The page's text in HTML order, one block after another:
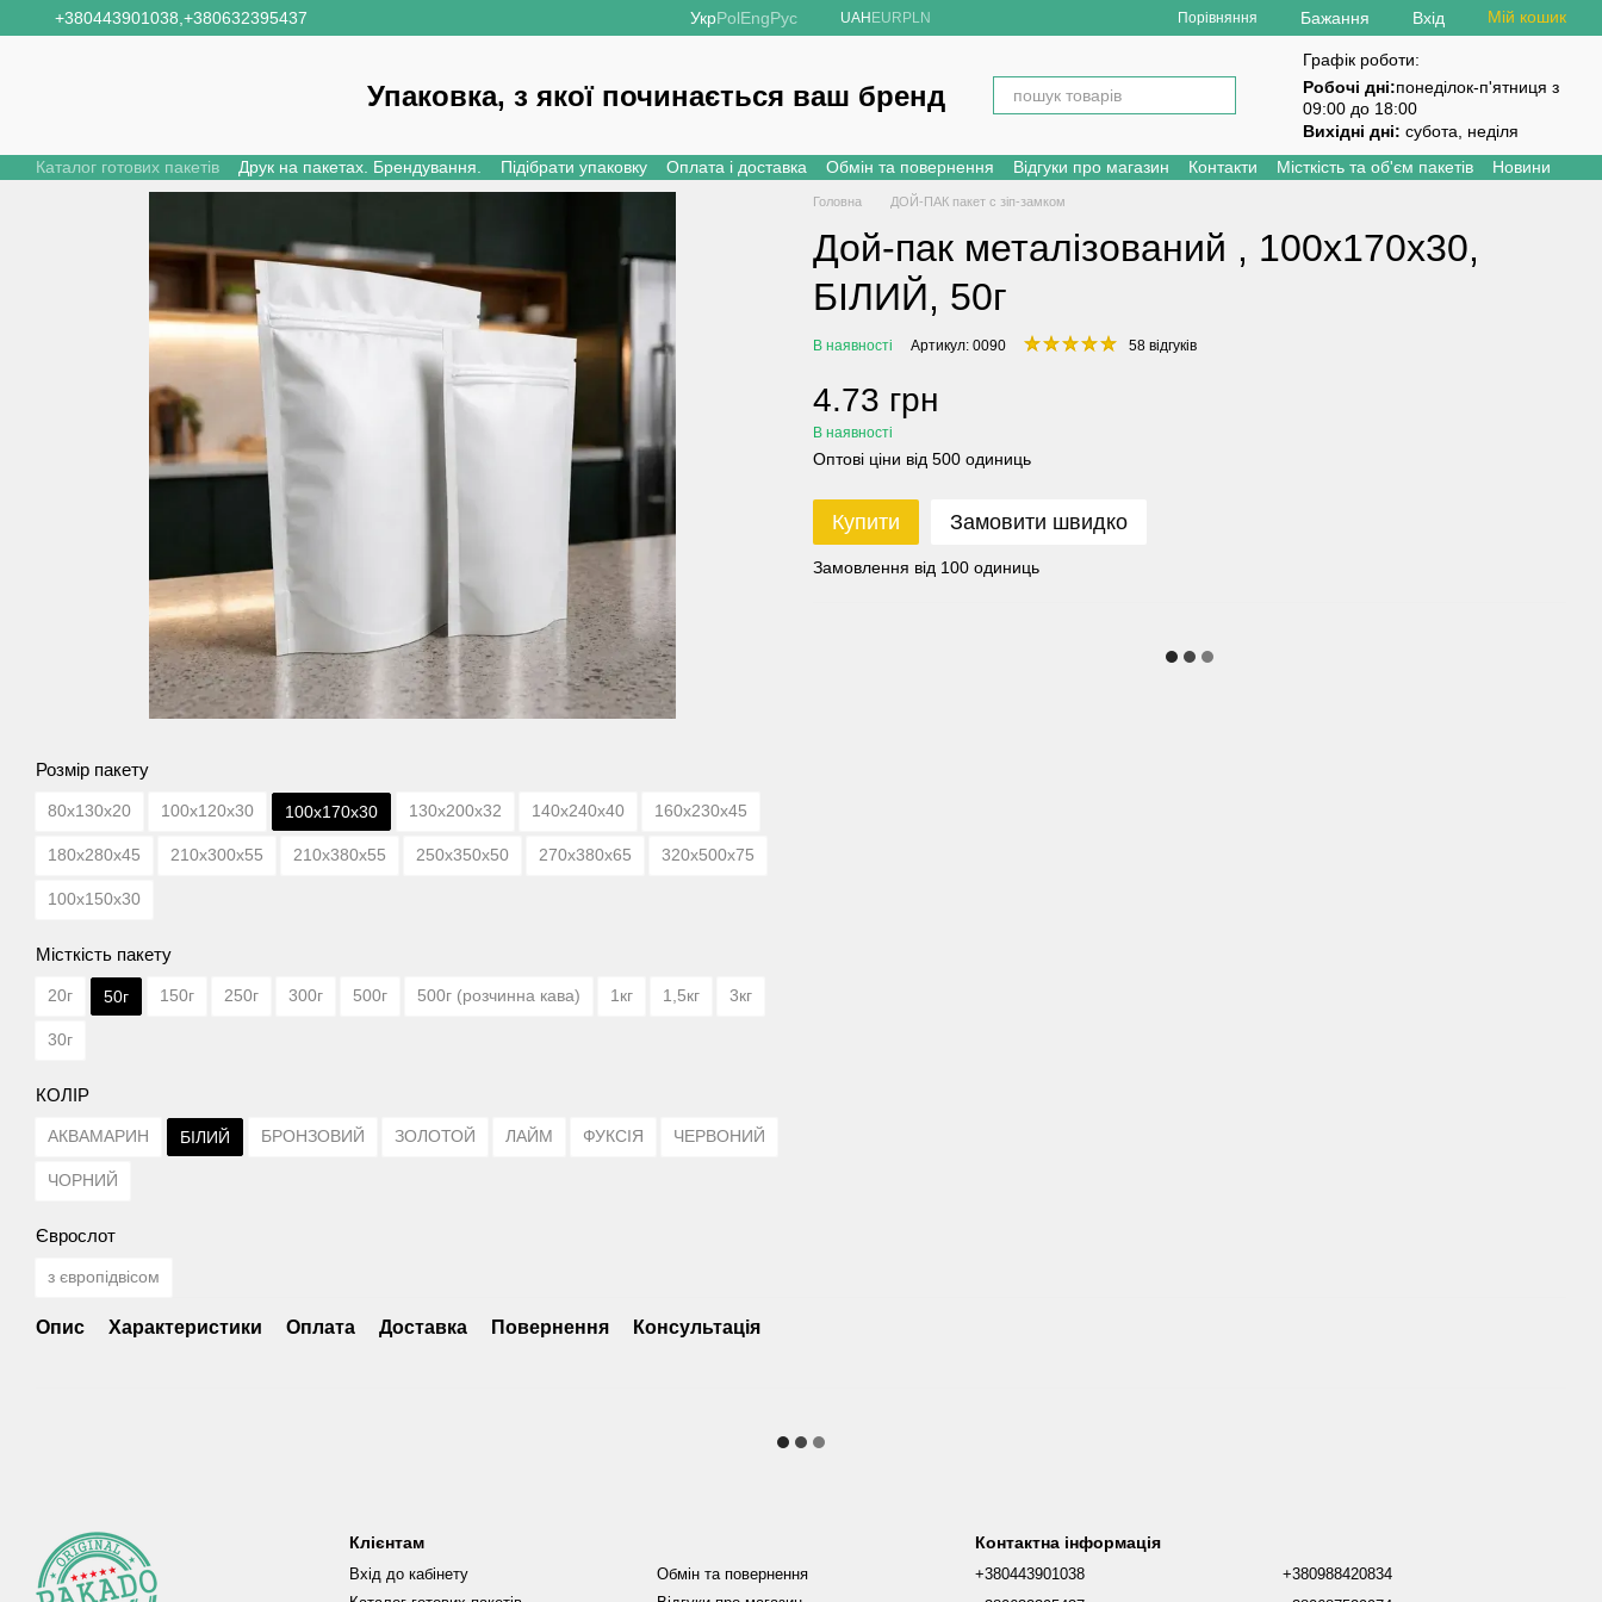
Перейти до основного контенту
+380443901038, +380632395437 УкрPolEngРус UAH EUR PLN Порівняння Бажання Вхід Мій кошик
Упаковка, з якої починається ваш бренд
Графік роботи:
Робочі дні:понеділок-п'ятниця з
09:00 до 18:00
Вихідні дні: субота, неділя
Каталог готових пакетів
Друк на пакетах. Брендування. Підібрати упаковку Оплата і доставка Обмін та повернення Відгуки про магазин Контакти Місткість та об'єм пакетів Новини
Розмір пакету
80х130х20 100х120х30 100х170х30 130х200х32 140х240х40 160х230х45
180х280х45 210х300х55 210х380х55 250х350х50 270х380х65 320х500х75
100х150х30
Місткість пакету
20г 50г 150г 250г 300г 500г 500г (розчинна кава) 1кг 1,5кг 3кг
30г
КОЛІР
АКВАМАРИН БІЛИЙ БРОНЗОВИЙ ЗОЛОТОЙ ЛАЙМ ФУКСІЯ ЧЕРВОНИЙ
ЧОРНИЙ
Єврослот
з європідвісом
Головна ДОЙ-ПАК пакет с зіп-замком
Дой-пак металізований , 100х170х30,
БІЛИЙ, 50г
В наявності Артикул: 0090 58 відгуків
4.73 грн
В наявності
Оптові ціни від 500 одиниць
Купити Замовити швидко
Замовлення від 100 одиниць
Опис Характеристики Оплата Доставка Повернення Консультація
Клієнтам
Вхід до кабінету
Обмін та повернення
Контактна інформація
+380443901038
+380988420834